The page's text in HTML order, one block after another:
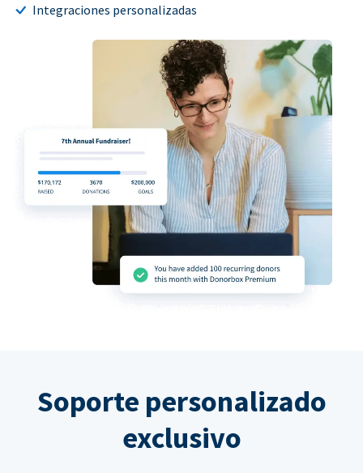
Integraciones personalizadas
Soporte personalizado
exclusivo